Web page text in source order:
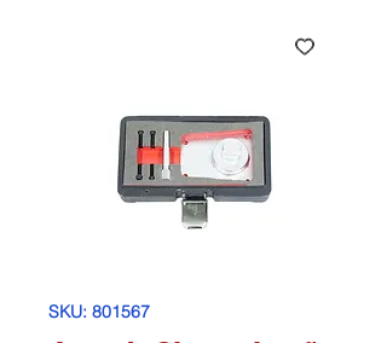
SKU: 801567